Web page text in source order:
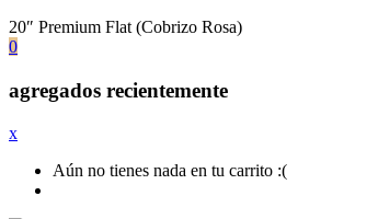
20″ Premium Flat (Cobrizo Rosa)
0
agregados recientemente
x
Aún no tienes nada en tu carrito :(